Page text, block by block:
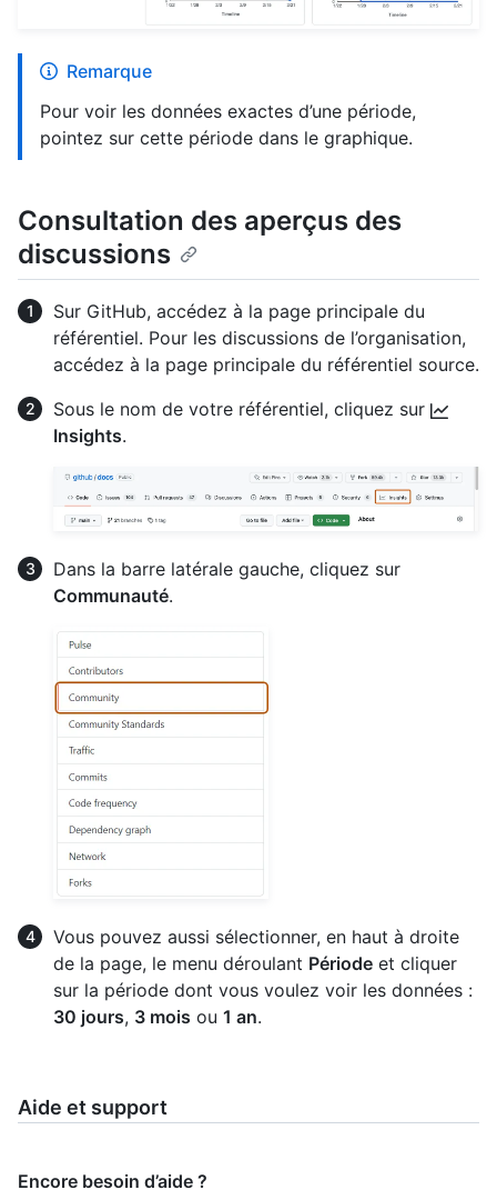
Remarque
Pour voir les données exactes d’une période,
pointez sur cette période dans le graphique.
Consultation des aperçus des
discussions
Sur GitHub, accédez à la page principale du
référentiel. Pour les discussions de l’organisation,
accédez à la page principale du référentiel source.
Sous le nom de votre référentiel, cliquez sur
Insights.
Dans la barre latérale gauche, cliquez sur
Communauté.
Vous pouvez aussi sélectionner, en haut à droite
de la page, le menu déroulant Période et cliquer
sur la période dont vous voulez voir les données :
30 jours, 3 mois ou 1 an.
Aide et support
Encore besoin d’aide ?